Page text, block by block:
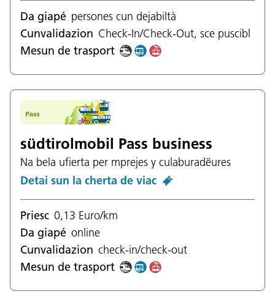
Da giapé persones cun dejabiltà
Cunvalidazion Check-In/Check-Out, sce puscibl
Mesun de trasport
südtirolmobil Pass business
Na bela ufierta per mprejes y culaburadëures
Detai sun la cherta de viac
Priesc 0,13 Euro/km
Da giapé online
Cunvalidazion check-in/check-out
Mesun de trasport